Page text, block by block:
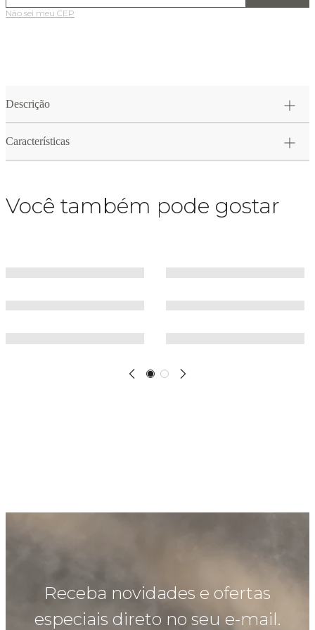
Não sei meu CEP
Descrição
Características
Você também pode gostar
Receba novidades e ofertas
especiais direto no seu e-mail.